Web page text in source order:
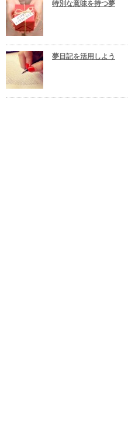
特別な意味を持つ夢
夢日記を活用しよう